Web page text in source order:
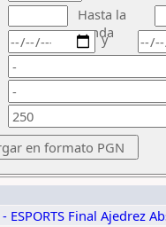
Hasta la
ronda
y
Final Ajedrez